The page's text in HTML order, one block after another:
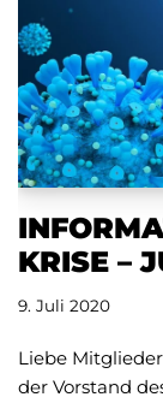
KRISE –
9. Juli 2020
Liebe
der Vorstand